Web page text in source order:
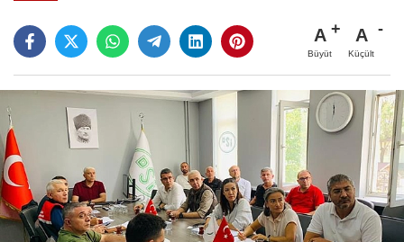
A
Büyüt
A
Küçült